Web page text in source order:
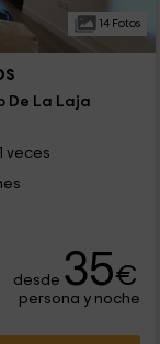
14 Fotos
De La Laja
veces
desde 35€
persona y noche